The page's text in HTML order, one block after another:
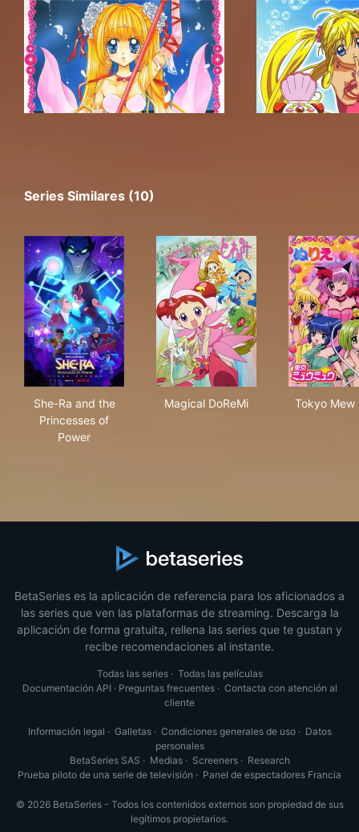
Series Similares (10)
She-Ra and the
Princesses of
Power
Magical DoReMi Tokyo Mew
BetaSeries es la aplicación de referencia para los aficionados a
las series que ven las plataformas de streaming. Descarga la
aplicación de forma gratuita, rellena las series que te gustan y
recibe recomendaciones al instante.
Todas las series· Todas las películas
Documentación API · Preguntas frecuentes· Contacta con atención al
cliente
Información legal · Galletas· Condiciones generales de uso· Datos
personales
BetaSeries SAS · Medias· Screeners· Research
Prueba piloto de una serie de televisión · Panel de espectadores Francia
© 2026 BetaSeries - Todos los contenidos externos son propiedad de sus
legítimos propietarios.